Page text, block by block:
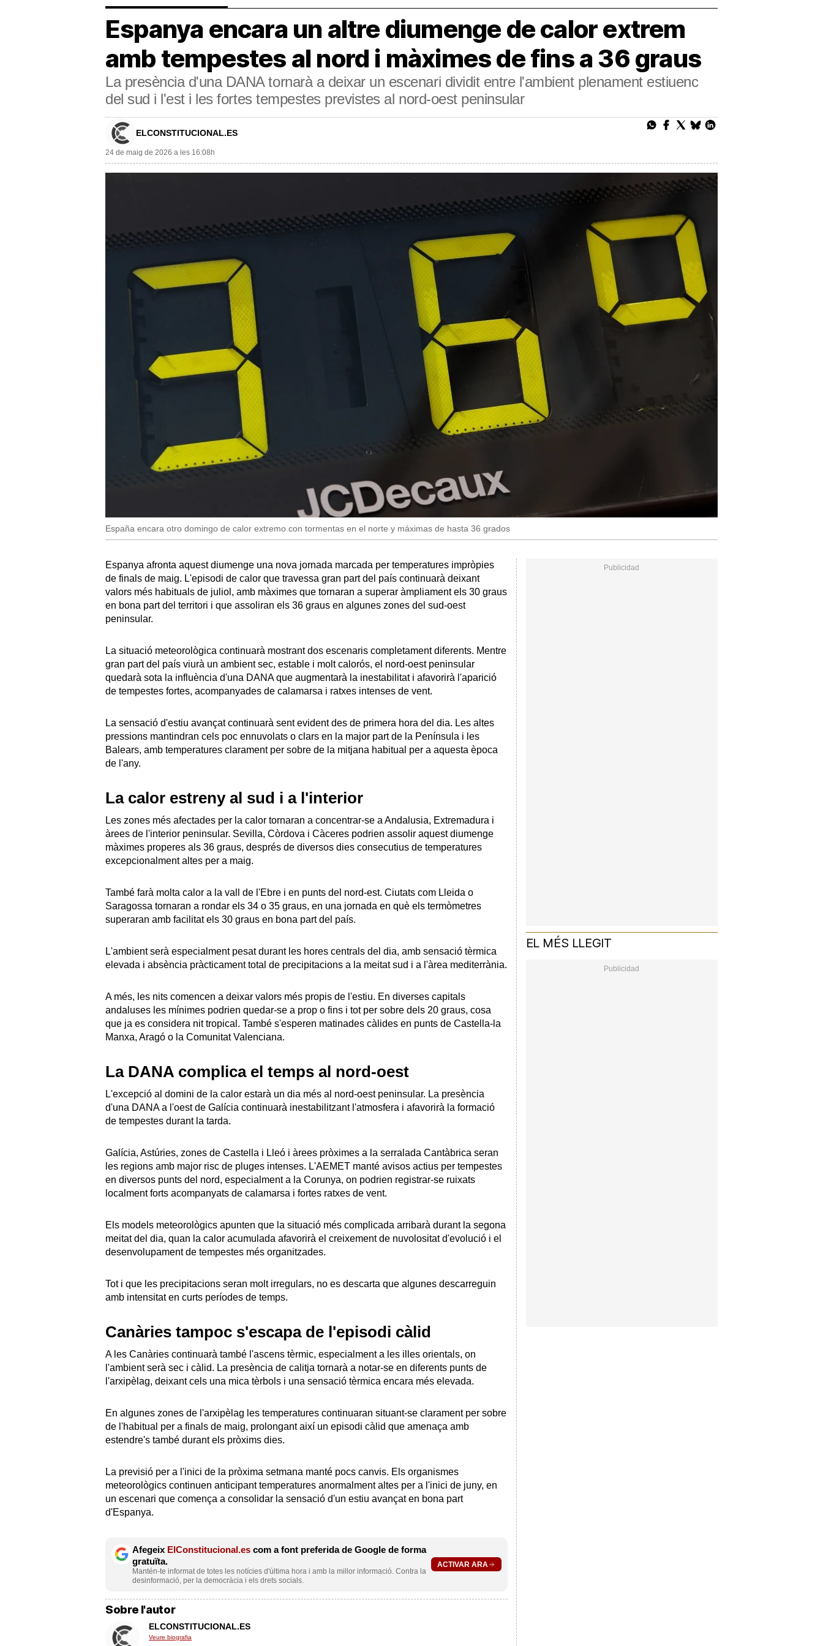
Espanya encara un altre diumenge de calor extrem
amb tempestes al nord i màximes de fins a 36 graus
La presència d'una DANA tornarà a deixar un escenari dividit entre l'ambient plenament estiuenc
del sud i l'est i les fortes tempestes previstes al nord-oest peninsular
ELCONSTITUCIONAL.ES
24 de maig de 2026 a les 16:08h
España encara otro domingo de calor extremo con tormentas en el norte y máximas de hasta 36 grados
Espanya afronta aquest diumenge una nova jornada marcada per temperatures impròpies
de finals de maig. L'episodi de calor que travessa gran part del país continuarà deixant
valors més habituals de juliol, amb màximes que tornaran a superar àmpliament els 30 graus
en bona part del territori i que assoliran els 36 graus en algunes zones del sud-oest
peninsular.
La situació meteorològica continuarà mostrant dos escenaris completament diferents. Mentre
gran part del país viurà un ambient sec, estable i molt calorós, el nord-oest peninsular
quedarà sota la influència d'una DANA que augmentarà la inestabilitat i afavorirà l'aparició
de tempestes fortes, acompanyades de calamarsa i ratxes intenses de vent.
La sensació d'estiu avançat continuarà sent evident des de primera hora del dia. Les altes
pressions mantindran cels poc ennuvolats o clars en la major part de la Península i les
Balears, amb temperatures clarament per sobre de la mitjana habitual per a aquesta època
de l'any.
La calor estreny al sud i a l'interior
Les zones més afectades per la calor tornaran a concentrar-se a Andalusia, Extremadura i
àrees de l'interior peninsular. Sevilla, Còrdova i Càceres podrien assolir aquest diumenge
màximes properes als 36 graus, després de diversos dies consecutius de temperatures
excepcionalment altes per a maig.
També farà molta calor a la vall de l'Ebre i en punts del nord-est. Ciutats com Lleida o
Saragossa tornaran a rondar els 34 o 35 graus, en una jornada en què els termòmetres
superaran amb facilitat els 30 graus en bona part del país.
L'ambient serà especialment pesat durant les hores centrals del dia, amb sensació tèrmica
elevada i absència pràcticament total de precipitacions a la meitat sud i a l'àrea mediterrània.
A més, les nits comencen a deixar valors més propis de l'estiu. En diverses capitals
andaluses les mínimes podrien quedar-se a prop o fins i tot per sobre dels 20 graus, cosa
que ja es considera nit tropical. També s'esperen matinades càlides en punts de Castella-la
Manxa, Aragó o la Comunitat Valenciana.
La DANA complica el temps al nord-oest
L'excepció al domini de la calor estarà un dia més al nord-oest peninsular. La presència
d'una DANA a l'oest de Galícia continuarà inestabilitzant l'atmosfera i afavorirà la formació
de tempestes durant la tarda.
Galícia, Astúries, zones de Castella i Lleó i àrees pròximes a la serralada Cantàbrica seran
les regions amb major risc de pluges intenses. L'AEMET manté avisos actius per tempestes
en diversos punts del nord, especialment a la Corunya, on podrien registrar-se ruixats
localment forts acompanyats de calamarsa i fortes ratxes de vent.
Els models meteorològics apunten que la situació més complicada arribarà durant la segona
meitat del dia, quan la calor acumulada afavorirà el creixement de nuvolositat d'evolució i el
desenvolupament de tempestes més organitzades.
Tot i que les precipitacions seran molt irregulars, no es descarta que algunes descarreguin
amb intensitat en curts períodes de temps.
Canàries tampoc s'escapa de l'episodi càlid
A les Canàries continuarà també l'ascens tèrmic, especialment a les illes orientals, on
l'ambient serà sec i càlid. La presència de calitja tornarà a notar-se en diferents punts de
l'arxipèlag, deixant cels una mica tèrbols i una sensació tèrmica encara més elevada.
En algunes zones de l'arxipèlag les temperatures continuaran situant-se clarament per sobre
de l'habitual per a finals de maig, prolongant així un episodi càlid que amenaça amb
estendre's també durant els pròxims dies.
La previsió per a l'inici de la pròxima setmana manté pocs canvis. Els organismes
meteorològics continuen anticipant temperatures anormalment altes per a l'inici de juny, en
un escenari que comença a consolidar la sensació d'un estiu avançat en bona part
d'Espanya.
Afegeix ElConstitucional.es com a font preferida de Google de forma
gratuïta.
Mantén-te informat de totes les notícies d'última hora i amb la millor informació. Contra la
desinformació, per la democràcia i els drets socials.
ACTIVAR ARA
Sobre l'autor
ELCONSTITUCIONAL.ES
Veure biografia
EL MÉS LLEGIT